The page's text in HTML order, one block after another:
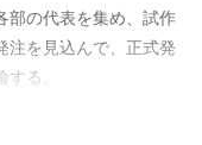
部の代表を集め、試作
注を見込んで、正式発
る。